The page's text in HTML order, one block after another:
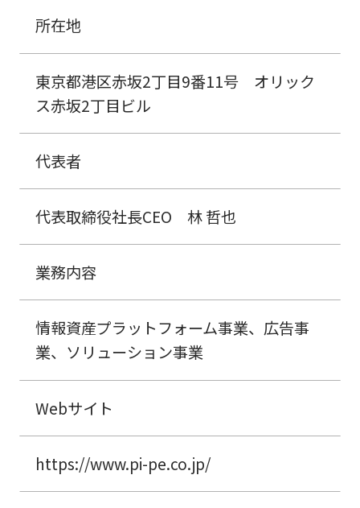
所在地
東京都港区赤坂2丁目9番11号 オリック
ス赤坂2丁目ビル
代表者
代表取締役社長CEO 林 哲也
業務内容
情報資産プラットフォーム事業、広告事
業、ソリューション事業
Webサイト
https://www.pi-pe.co.jp/